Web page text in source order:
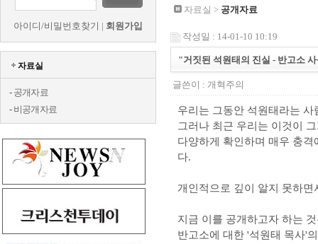
아이디/비밀번호찾기 | 회원가입
자료실
- 공개자료
- 비공개자료
자료실 > 공개자료
작성일 : 14-01-10 10:19
"거짓된 석원태의 진실 - 반고소
글쓴이 : 개혁주의
우리는 그동안 석원태라는
그러나 최근 우리는 이것이
다양하게 확인하며 매우 충
다.
개인적으로 깊이 알지 못하
지금 이를 공개하고자 하는
반고소에 대한 '석원태 목사'